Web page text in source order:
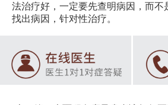
法治疗好，一定要先查明病因，而不
找出病因，针对性治疗。